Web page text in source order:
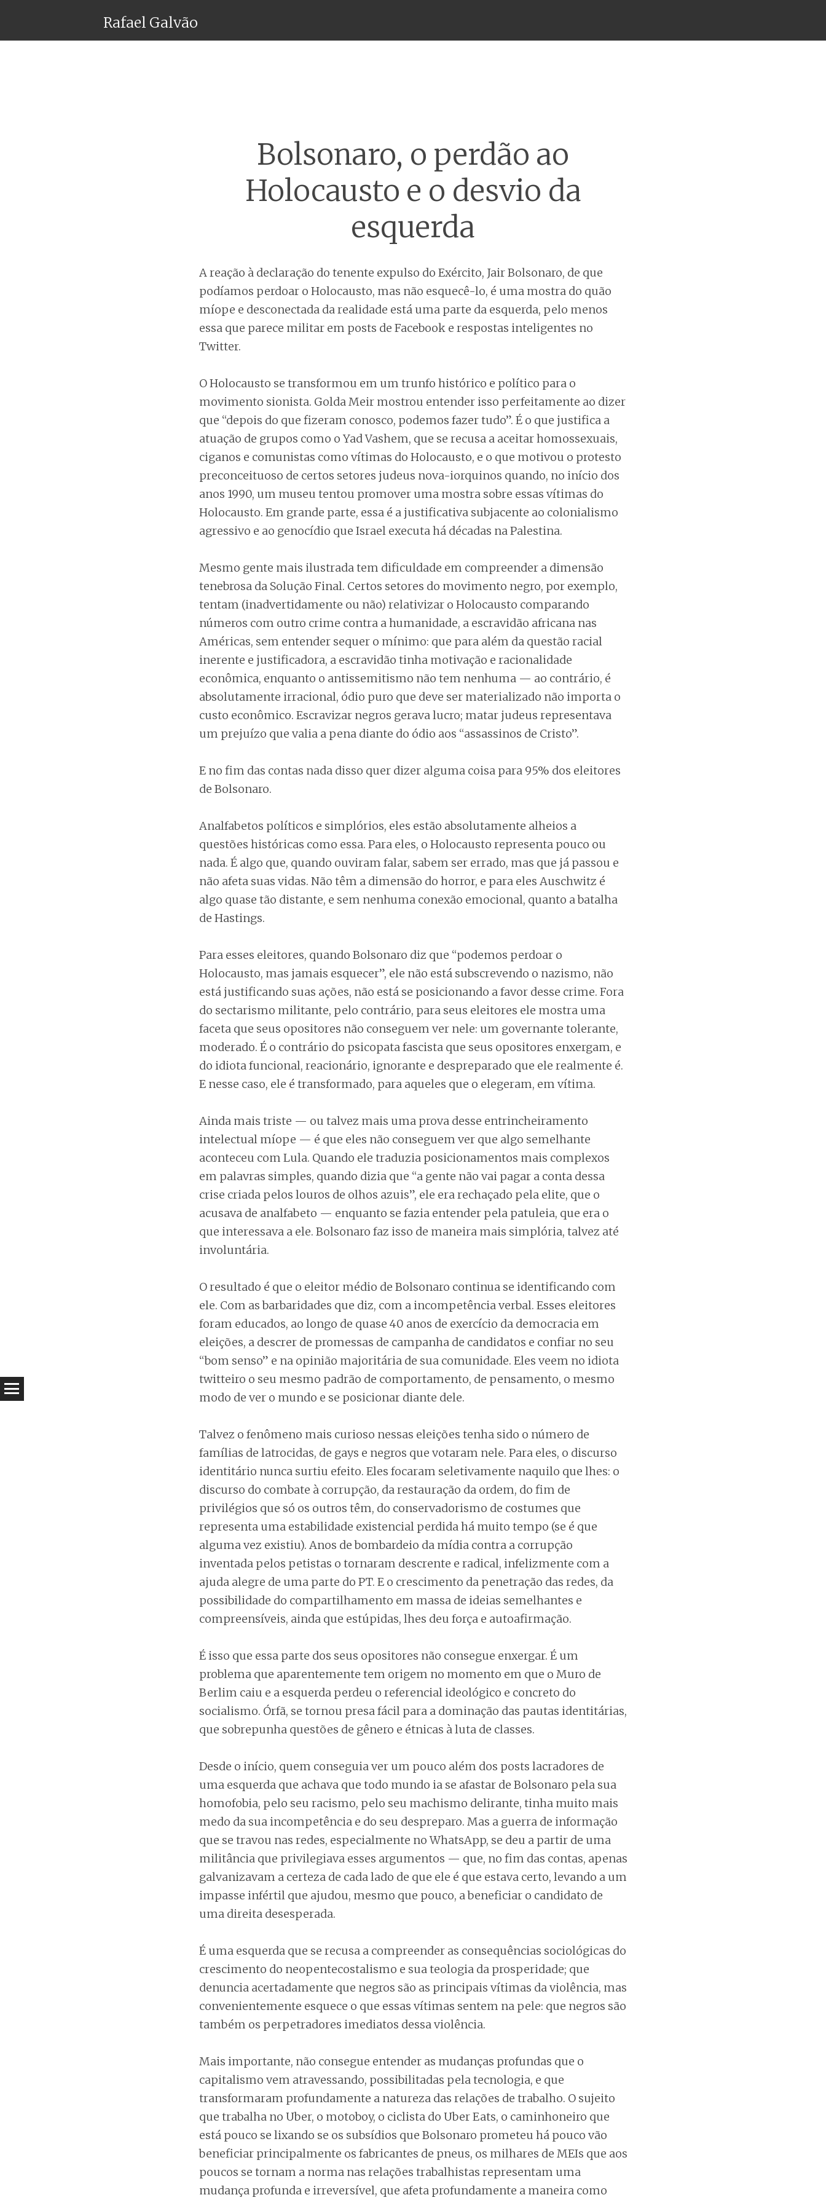
Rafael Galvão
Bolsonaro, o perdão ao
Holocausto e o desvio da
esquerda
A reação à declaração do tenente expulso do Exército, Jair Bolsonaro, de que
podíamos perdoar o Holocausto, mas não esquecê-lo, é uma mostra do quão
míope e desconectada da realidade está uma parte da esquerda, pelo menos
essa que parece militar em posts de Facebook e respostas inteligentes no
Twitter.
O Holocausto se transformou em um trunfo histórico e político para o
movimento sionista. Golda Meir mostrou entender isso perfeitamente ao dizer
que “depois do que fizeram conosco, podemos fazer tudo”. É o que justifica a
atuação de grupos como o Yad Vashem, que se recusa a aceitar homossexuais,
ciganos e comunistas como vítimas do Holocausto, e o que motivou o protesto
preconceituoso de certos setores judeus nova-iorquinos quando, no início dos
anos 1990, um museu tentou promover uma mostra sobre essas vítimas do
Holocausto. Em grande parte, essa é a justificativa subjacente ao colonialismo
agressivo e ao genocídio que Israel executa há décadas na Palestina.
Mesmo gente mais ilustrada tem dificuldade em compreender a dimensão
tenebrosa da Solução Final. Certos setores do movimento negro, por exemplo,
tentam (inadvertidamente ou não) relativizar o Holocausto comparando
números com outro crime contra a humanidade, a escravidão africana nas
Américas, sem entender sequer o mínimo: que para além da questão racial
inerente e justificadora, a escravidão tinha motivação e racionalidade
econômica, enquanto o antissemitismo não tem nenhuma — ao contrário, é
absolutamente irracional, ódio puro que deve ser materializado não importa o
custo econômico. Escravizar negros gerava lucro; matar judeus representava
um prejuízo que valia a pena diante do ódio aos “assassinos de Cristo”.
E no fim das contas nada disso quer dizer alguma coisa para 95% dos eleitores
de Bolsonaro.
Analfabetos políticos e simplórios, eles estão absolutamente alheios a
questões históricas como essa. Para eles, o Holocausto representa pouco ou
nada. É algo que, quando ouviram falar, sabem ser errado, mas que já passou e
não afeta suas vidas. Não têm a dimensão do horror, e para eles Auschwitz é
algo quase tão distante, e sem nenhuma conexão emocional, quanto a batalha
de Hastings.
Para esses eleitores, quando Bolsonaro diz que “podemos perdoar o
Holocausto, mas jamais esquecer”, ele não está subscrevendo o nazismo, não
está justificando suas ações, não está se posicionando a favor desse crime. Fora
do sectarismo militante, pelo contrário, para seus eleitores ele mostra uma
faceta que seus opositores não conseguem ver nele: um governante tolerante,
moderado. É o contrário do psicopata fascista que seus opositores enxergam, e
do idiota funcional, reacionário, ignorante e despreparado que ele realmente é.
E nesse caso, ele é transformado, para aqueles que o elegeram, em vítima.
Ainda mais triste — ou talvez mais uma prova desse entrincheiramento
intelectual míope — é que eles não conseguem ver que algo semelhante
aconteceu com Lula. Quando ele traduzia posicionamentos mais complexos
em palavras simples, quando dizia que “a gente não vai pagar a conta dessa
crise criada pelos louros de olhos azuis”, ele era rechaçado pela elite, que o
acusava de analfabeto — enquanto se fazia entender pela patuleia, que era o
que interessava a ele. Bolsonaro faz isso de maneira mais simplória, talvez até
involuntária.
O resultado é que o eleitor médio de Bolsonaro continua se identificando com
ele. Com as barbaridades que diz, com a incompetência verbal. Esses eleitores
foram educados, ao longo de quase 40 anos de exercício da democracia em
eleições, a descrer de promessas de campanha de candidatos e confiar no seu
“bom senso” e na opinião majoritária de sua comunidade. Eles veem no idiota
twitteiro o seu mesmo padrão de comportamento, de pensamento, o mesmo
modo de ver o mundo e se posicionar diante dele.
Talvez o fenômeno mais curioso nessas eleições tenha sido o número de
famílias de latrocidas, de gays e negros que votaram nele. Para eles, o discurso
identitário nunca surtiu efeito. Eles focaram seletivamente naquilo que lhes: o
discurso do combate à corrupção, da restauração da ordem, do fim de
privilégios que só os outros têm, do conservadorismo de costumes que
representa uma estabilidade existencial perdida há muito tempo (se é que
alguma vez existiu). Anos de bombardeio da mídia contra a corrupção
inventada pelos petistas o tornaram descrente e radical, infelizmente com a
ajuda alegre de uma parte do PT. E o crescimento da penetração das redes, da
possibilidade do compartilhamento em massa de ideias semelhantes e
compreensíveis, ainda que estúpidas, lhes deu força e autoafirmação.
É isso que essa parte dos seus opositores não consegue enxergar. É um
problema que aparentemente tem origem no momento em que o Muro de
Berlim caiu e a esquerda perdeu o referencial ideológico e concreto do
socialismo. Órfã, se tornou presa fácil para a dominação das pautas identitárias,
que sobrepunha questões de gênero e étnicas à luta de classes.
Desde o início, quem conseguia ver um pouco além dos posts lacradores de
uma esquerda que achava que todo mundo ia se afastar de Bolsonaro pela sua
homofobia, pelo seu racismo, pelo seu machismo delirante, tinha muito mais
medo da sua incompetência e do seu despreparo. Mas a guerra de informação
que se travou nas redes, especialmente no WhatsApp, se deu a partir de uma
militância que privilegiava esses argumentos — que, no fim das contas, apenas
galvanizavam a certeza de cada lado de que ele é que estava certo, levando a um
impasse infértil que ajudou, mesmo que pouco, a beneficiar o candidato de
uma direita desesperada.
É uma esquerda que se recusa a compreender as consequências sociológicas do
crescimento do neopentecostalismo e sua teologia da prosperidade; que
denuncia acertadamente que negros são as principais vítimas da violência, mas
convenientemente esquece o que essas vítimas sentem na pele: que negros são
também os perpetradores imediatos dessa violência.
Mais importante, não consegue entender as mudanças profundas que o
capitalismo vem atravessando, possibilitadas pela tecnologia, e que
transformaram profundamente a natureza das relações de trabalho. O sujeito
que trabalha no Uber, o motoboy, o ciclista do Uber Eats, o caminhoneiro que
está pouco se lixando se os subsídios que Bolsonaro prometeu há pouco vão
beneficiar principalmente os fabricantes de pneus, os milhares de MEIs que aos
poucos se tornam a norma nas relações trabalhistas representam uma
mudança profunda e irreversível, que afeta profundamente a maneira como